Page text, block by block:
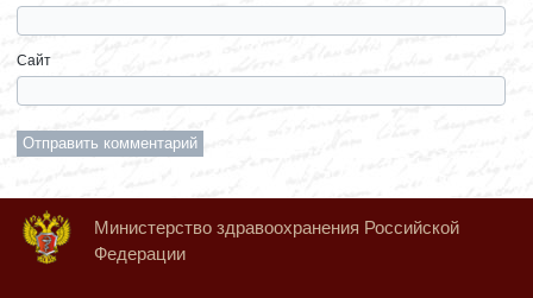
Сайт
Министерство здравоохранения Российской
Федерации